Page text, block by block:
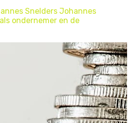
Snelders Johannes
ondernemer en de